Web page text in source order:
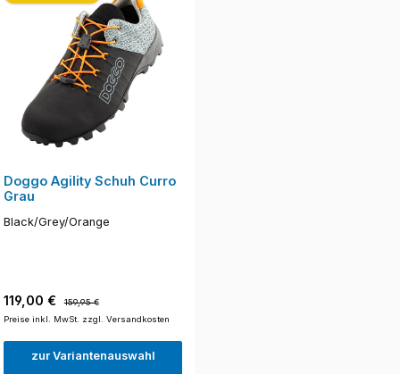
Doggo Agility Schuh Curro
Grau
Black/Grey/Orange
Verkaufspreis:
119,00 € Regulärer Preis:
159,95 €
Preise inkl. MwSt. zzgl. Versandkosten
zur Variantenauswahl